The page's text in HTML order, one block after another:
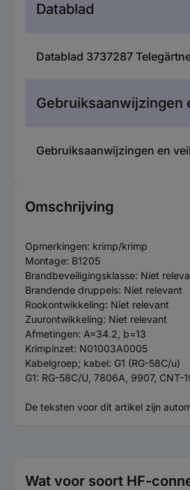
Datablad
Datablad 3737287
Gebruiksaanwijzingen
Gebruiksaanwijzingen en
Omschrijving
Opmerkingen: krimp/krimp
Montage: B1205
Brandbeveiligingsklasse: Niet
Brandende druppels: Niet relevant
Rookontwikkeling: Niet relevant
Zuurontwikkeling: Niet relevant
Afmetingen: A=34.2, b=13
Krimpinzet: N01003A0005
Kabelgroep; kabel: G1 (RG-58C/u)
G1: RG-58C/U, 7806A, 9907, CNT-
De teksten voor dit artikel zijn
Wat voor soort HF-